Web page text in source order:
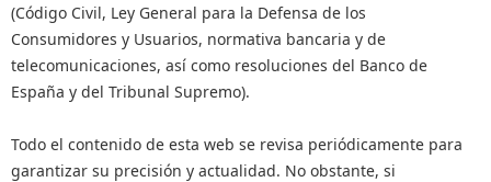
(Código Civil, Ley General para la Defensa de los
Consumidores y Usuarios, normativa bancaria y de
telecomunicaciones, así como resoluciones del Banco de
España y del Tribunal Supremo).
Todo el contenido de esta web se revisa periódicamente para
garantizar su precisión y actualidad. No obstante, si